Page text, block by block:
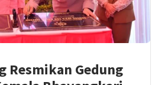
Resmikan Gedung